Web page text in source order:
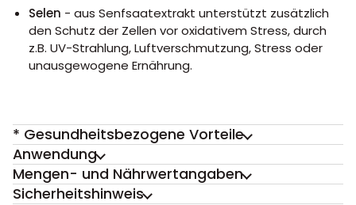
Selen - aus Senfsaatextrakt unterstützt zusätzlich
den Schutz der Zellen vor oxidativem Stress, durch
z.B. UV-Strahlung, Luftverschmutzung, Stress oder
unausgewogene Ernährung.
* Gesundheitsbezogene Vorteile
Anwendung
Mengen- und Nährwertangaben
Sicherheitshinweis